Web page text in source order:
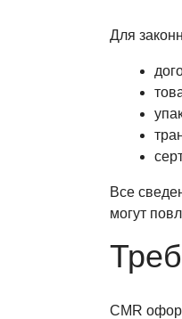
Для
Все
могут
CMR